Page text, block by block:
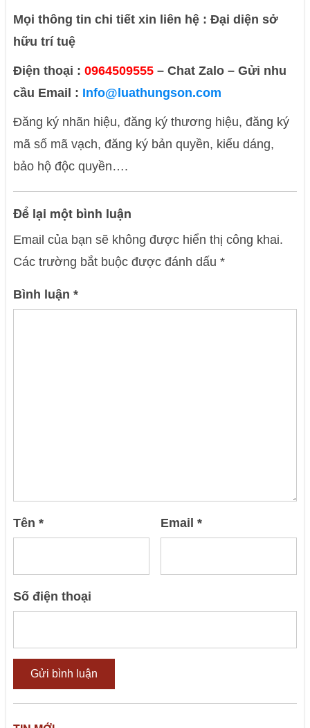
Mọi thông tin chi tiết xin liên hệ : Đại diện sở
hữu trí tuệ
Điện thoại :0964509555 – Chat Zalo – Gửi nhu
cầu Email : Info@luathungson.com
Đăng ký nhãn hiệu, đăng ký thương hiệu, đăng ký
mã số mã vạch, đăng ký bản quyền, kiểu dáng,
bảo hộ độc quyền….
Để lại một bình luận
Email của bạn sẽ không được hiển thị công khai.
Các trường bắt buộc được đánh dấu*
Bình luận*
Tên* Email*
Số điện thoại